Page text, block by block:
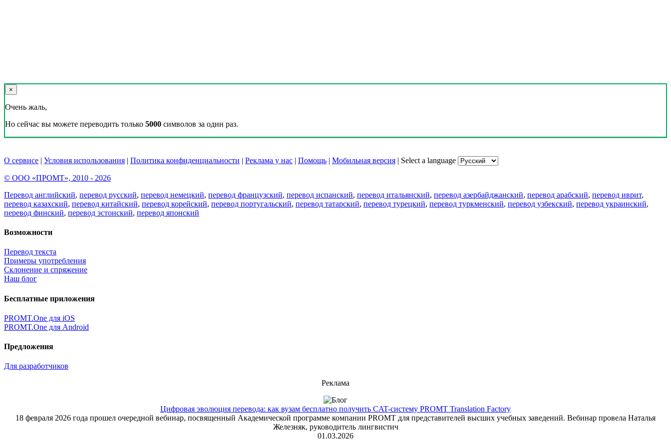
×
Очень жаль,
Но сейчас вы можете переводить только 5000 символов за один раз.
О сервисе | Условия использования | Политика конфиденциальности | Реклама у нас | Помощь | Мобильная версия | Select a language
© ООО «ПРОМТ», 2010 - 2026
Перевод английский, перевод русский, перевод немецкий, перевод французский, перевод испанский, перевод итальянский, перевод азербайджанский, перевод арабский, перевод иврит,
перевод казахский, перевод китайский, перевод корейский, перевод португальский, перевод татарский, перевод турецкий, перевод туркменский, перевод узбекский, перевод украинский,
перевод финский, перевод эстонский, перевод японский
Возможности
Перевод текста
Примеры употребления
Склонение и спряжение
Наш блог
Бесплатные приложения
PROMT.One для iOS
PROMT.One для Android
Предложения
Для разработчиков
Реклама
Цифровая эволюция перевода: как вузам бесплатно получить CAT-систему PROMT Translation Factory
18 февраля 2026 года прошел очередной вебинар, посвященный Академической программе компании PROMT для представителей высших учебных заведений. Вебинар провела Наталья
Железняк, руководитель лингвистич
01.03.2026